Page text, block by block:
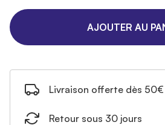
AJOUTER AU
Livraison offerte dès
Retour sous 30 jours